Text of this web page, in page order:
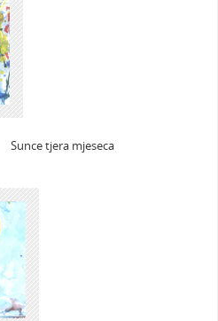
tjera mjeseca